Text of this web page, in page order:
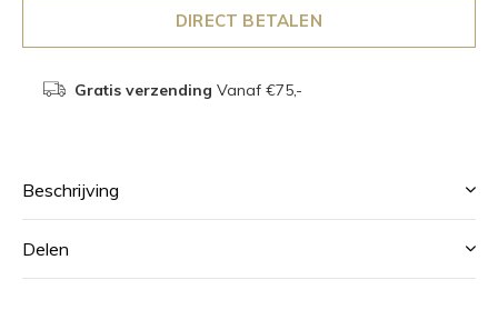
DIRECT BETALEN
Gratis verzending Vanaf €75,-
Beschrijving
Delen